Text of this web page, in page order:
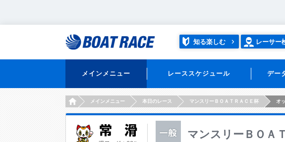
知る楽しむ レーサー
メインメニュー レーススケジュール デー
HOMEメインメニュー 本日のレース マンスリーＢＯＡＴＲＡＣＥ杯 オ
マンスリーＢＯＡ